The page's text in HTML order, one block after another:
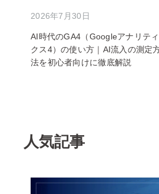
2026年7月30日
AI時代のGA4（Googleアナリティ
クス4）の使い方｜AI流入の測定
法を初心者向けに徹底解説
人気記事